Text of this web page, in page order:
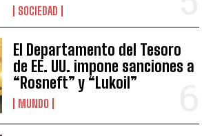
SOCIEDAD
El Departamento del Tesoro
de EE. UU. impone sanciones a
“Rosneft” y “Lukoil”
MUNDO